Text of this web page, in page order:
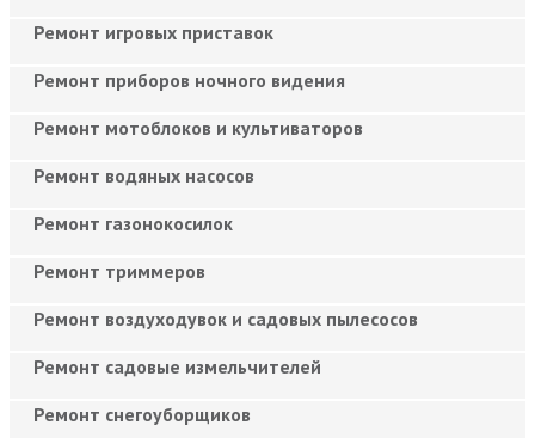
Ремонт игровых приставок
Ремонт приборов ночного видения
Ремонт мотоблоков и культиваторов
Ремонт водяных насосов
Ремонт газонокосилок
Ремонт триммеров
Ремонт воздуходувок и садовых пылесосов
Ремонт садовые измельчителей
Ремонт снегоуборщиков